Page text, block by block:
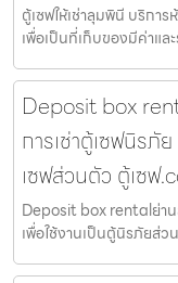
ตู้เซฟให้เช่าลุมพินี บริกา
เพื่อเป็นที่เก็บของมีค่าแล
Deposit box
การเช่าตู้เซฟนิรภั
เซฟส่วนตัว ตู้เซฟ
Deposit box rentalย่าน
เพื่อใช้งานเป็นตู้นิรภัยส่